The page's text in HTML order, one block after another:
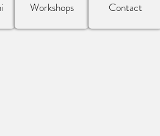
Workshops Contact